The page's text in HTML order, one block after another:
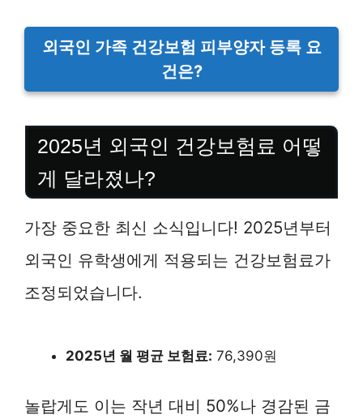
외국인 가족 건강보험 피부양자 등록 요
건은?
2025년 외국인 건강보험료 어떻
게 달라졌나?
가장 중요한 최신 소식입니다! 2025년부터
외국인 유학생에게 적용되는 건강보험료가
조정되었습니다.
2025년 월 평균 보험료: 76,390원
놀랍게도 이는 작년 대비 50%나 경감된 금